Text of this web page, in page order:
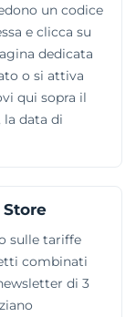
cittadino,
le
agenti di
telematica per
un codice
e clicca su
dedicata
o si attiva
qui sopra il
la data di
sulle tariffe
combinati
di 3